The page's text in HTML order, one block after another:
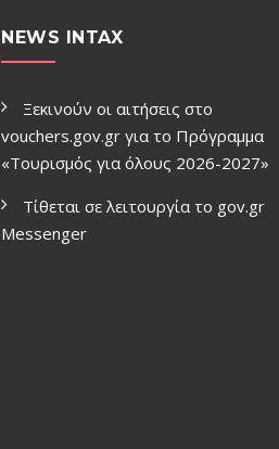
NEWS INTAX
Ξεκινούν οι αιτήσεις στο
vouchers.gov.gr για το Πρόγραμμα
«Τουρισμός για όλους 2026-2027»
Τίθεται σε λειτουργία το gov.gr
Μessenger